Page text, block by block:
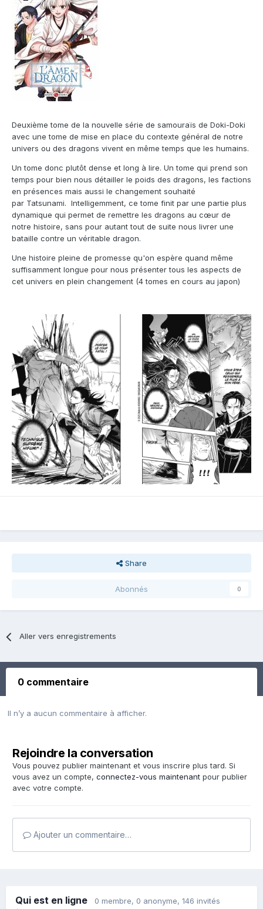
Deuxième tome de la nouvelle série de samouraïs de Doki-Doki
avec une tome de mise en place du contexte général de notre
univers ou des dragons vivent en même temps que les humains.
Un tome donc plutôt dense et long à lire. Un tome qui prend son
temps pour bien nous détailler le poids des dragons, les factions
en présences mais aussi le changement souhaité
par Tatsunami. Intelligemment, ce tome finit par une partie plus
dynamique qui permet de remettre les dragons au cœur de
notre histoire, sans pour autant tout de suite nous livrer une
bataille contre un véritable dragon.
Une histoire pleine de promesse qu'on espère quand même
suffisamment longue pour nous présenter tous les aspects de
cet univers en plein changement (4 tomes en cours au japon)
Share
Abonnés 0
Aller vers enregistrements
0 commentaire
Il n’y a aucun commentaire à afficher.
Rejoindre la conversation
Vous pouvez publier maintenant et vous inscrire plus tard. Si
vous avez un compte, connectez-vous maintenant pour publier
avec votre compte.
Ajouter un commentaire…
Qui est en ligne 0 membre, 0 anonyme, 146 invités